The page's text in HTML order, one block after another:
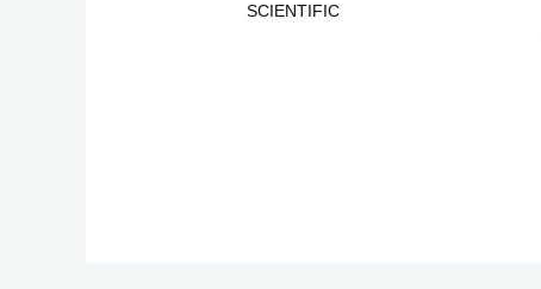
SCIENTIFIC